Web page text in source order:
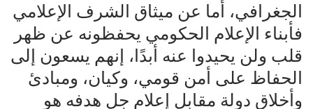
الجغرافي، أما عن ميثاق الشرف الإعلامي
فأبناء الإعلام الحكومي يحفظونه عن ظهر
قلب ولن يحيدوا عنه أبدًا، إنهم يسعون إلى
الحفاظ على أمن قومي، وكيان، ومبادئ
وأخلاق دولة مقابل إعلام جل هدفه هو